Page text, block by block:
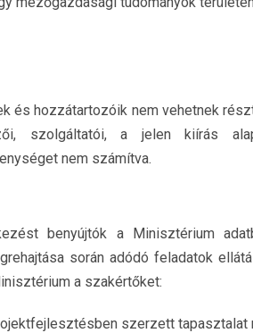
és hozzátartozóik nem vehetnek
szolgáltatói, a jelen kiírás
nem számítva.
benyújtók a Minisztérium
során adódó feladatok
a szakértőket:
szerzett tapasztalat